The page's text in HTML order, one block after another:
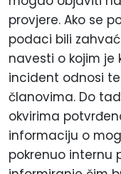
provjere. Ako se
podaci bili
navesti o kojim je
incident odnosi
članovima. Do
okvirima
informaciju o
pokrenuo internu